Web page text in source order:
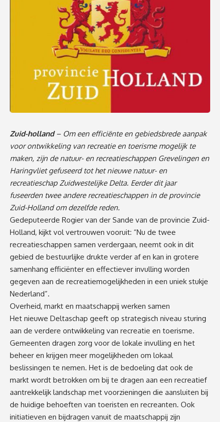
Zuid-holland– Om een efficiënte en gebiedsbrede aanpak
voor ontwikkeling van recreatie en toerisme mogelijk te
maken, zijn de natuur- en recreatieschappen Grevelingen en
Haringvliet gefuseerd tot het nieuwe natuur- en
recreatieschap Zuidwestelijke Delta. Eerder dit jaar
fuseerden twee andere recreatieschappen in de provincie
Zuid-Holland om dezelfde reden.
Gedeputeerde Rogier van der Sande van de provincie Zuid-
Holland, kijkt vol vertrouwen vooruit: “Nu de twee
recreatieschappen samen verdergaan, neemt ook in dit
gebied de bestuurlijke drukte verder af en kan in grotere
samenhang efficiënter en effectiever invulling worden
gegeven aan de recreatiemogelijkheden in een uniek stukje
Nederland”.
Overheid, markt en maatschappij werken samen
Het nieuwe Deltaschap geeft op strategisch niveau sturing
aan de verdere ontwikkeling van recreatie en toerisme.
Gemeenten dragen zorg voor de lokale invulling en het
beheer en krijgen meer mogelijkheden om lokaal
beslissingen te nemen. Het is de bedoeling dat ook de
markt wordt betrokken om bij te dragen aan een recreatief
aantrekkelijk landschap met voorzieningen die aansluiten bij
de huidige behoeften van toeristen en recreanten. Ook
initiatieven en bijdragen vanuit de maatschappij zijn